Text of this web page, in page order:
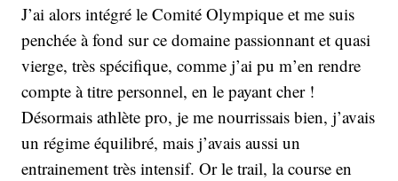
J’ai alors intégré le Comité Olympique et me suis
penchée à fond sur ce domaine passionnant et quasi
vierge, très spécifique, comme j’ai pu m’en rendre
compte à titre personnel, en le payant cher !
Désormais athlète pro, je me nourrissais bien, j’avais
un régime équilibré, mais j’avais aussi un
entrainement très intensif. Or le trail, la course en